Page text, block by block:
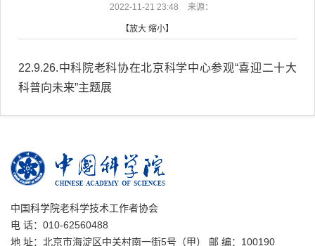
2022-11-21 23:48 来源：
【放大 缩小】
22.9.26.中科院老科协在北京科学中心参观“喜迎二十大
科普向未来”主题展
中国科学院老科学技术工作者协会
电 话：010-62560488
地 址：北京市海淀区中关村南一街5号（甲） 邮 编：100190